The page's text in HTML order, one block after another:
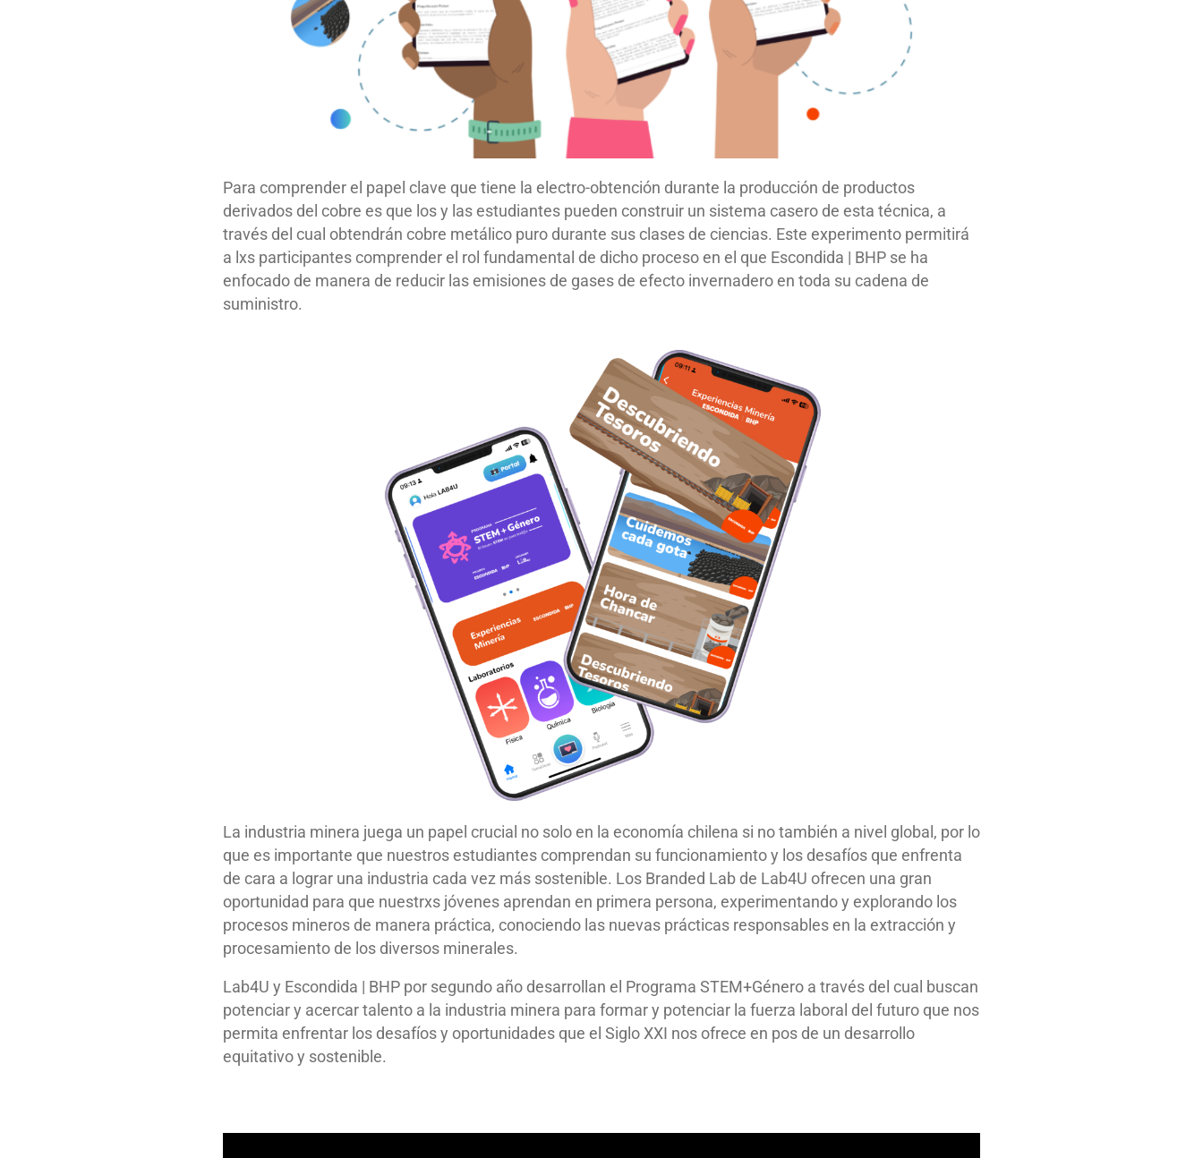
Para comprender el papel clave que tiene la electro-obtención durante la producción de productos
derivados del cobre es que los y las estudiantes pueden construir un sistema casero de esta técnica, a
través del cual obtendrán cobre metálico puro durante sus clases de ciencias. Este experimento permitirá
a lxs participantes comprender el rol fundamental de dicho proceso en el que Escondida | BHP se ha
enfocado de manera de reducir las emisiones de gases de efecto invernadero en toda su cadena de
suministro.
La industria minera juega un papel crucial no solo en la economía chilena si no también a nivel global, por lo
que es importante que nuestros estudiantes comprendan su funcionamiento y los desafíos que enfrenta
de cara a lograr una industria cada vez más sostenible. Los Branded Lab de Lab4U ofrecen una gran
oportunidad para que nuestrxs jóvenes aprendan en primera persona, experimentando y explorando los
procesos mineros de manera práctica, conociendo las nuevas prácticas responsables en la extracción y
procesamiento de los diversos minerales.
Lab4U y Escondida | BHP por segundo año desarrollan el Programa STEM+Género a través del cual buscan
potenciar y acercar talento a la industria minera para formar y potenciar la fuerza laboral del futuro que nos
permita enfrentar los desafíos y oportunidades que el Siglo XXI nos ofrece en pos de un desarrollo
equitativo y sostenible.